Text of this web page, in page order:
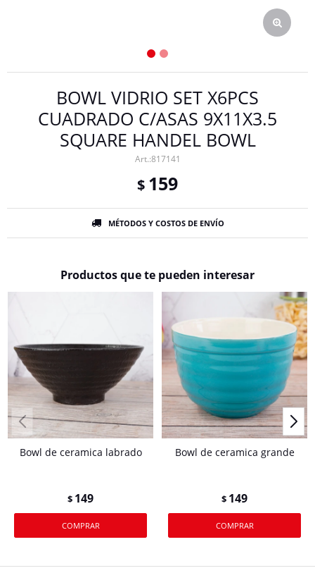
BOWL VIDRIO SET X6PCS
CUADRADO C/ASAS 9X11X3.5
SQUARE HANDEL BOWL
817141
$ 159
MÉTODOS Y COSTOS DE ENVÍO
Productos que te pueden interesar
Bowl de ceramica labrado
$ 149
Bowl de ceramica grande
$ 149